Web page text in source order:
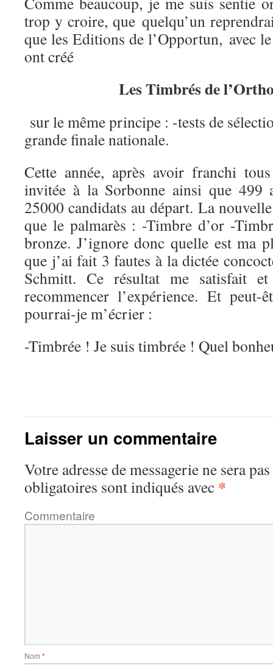
trop y croire, que quelqu’un
que les Editions de l’Opportun, avec
ont créé
Les Timbrés de
sur le même principe : -tests de
grande finale nationale.
Cette année, après avoir franchi
invitée à la Sorbonne ainsi que 499
25000 candidats au départ. La
que le palmarès : -Timbre d’or -
bronze. J’ignore donc quelle est ma
que j’ai fait 3 fautes à la dictée
Schmitt. Ce résultat me satisfait
recommencer l’expérience. Et
pourrai-je m’écrier :
-Timbrée ! Je suis timbrée ! Quel
Laisser un commentaire
Votre adresse de messagerie ne sera
obligatoires sont indiqués avec *
Commentaire
Nom *